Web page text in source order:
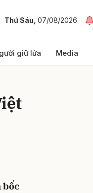
Thứ Sáu, 07/08/2026
giữ lửa Media
bốc